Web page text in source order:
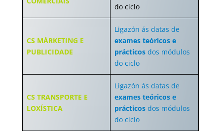
do ciclo
CS MÁRKETING E
PUBLICIDADE
Ligazón ás datas de
exames teóricos e
prácticos dos módulos
do ciclo
CS TRANSPORTE E
LOXÍSTICA
Ligazón ás datas de
exames teóricos e
prácticos dos módulos
do ciclo